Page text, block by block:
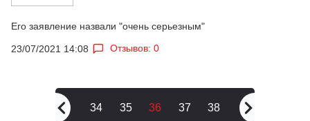
Его заявление назвали "очень серьезным"
23/07/2021 14:08 Отзывов: 0
34 35 36 37 38